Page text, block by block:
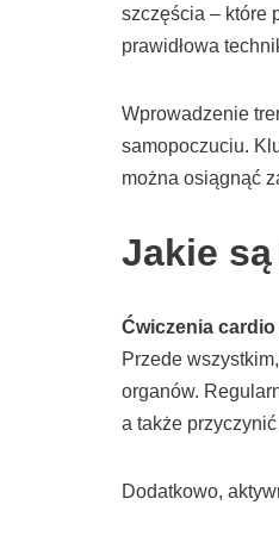
szczęścia – które
prawidłowa
Wprowadzenie
samopoczuciu.
można osiągnąć
Jakie
Ćwiczenia cardio
Przede
organów.
a także
Dodatkowo,